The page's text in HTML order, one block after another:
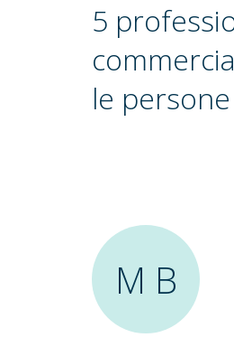
5
le
M B